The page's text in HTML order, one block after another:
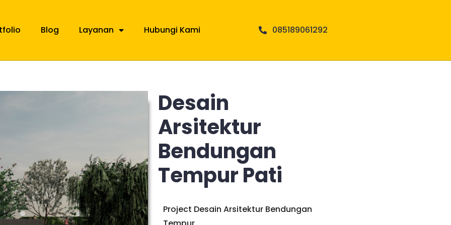
Blog Layanan Hubungi Kami 085189061292
Desain
Arsitektur
Bendungan
Tempur Pati
Project Desain Arsitektur Bendungan